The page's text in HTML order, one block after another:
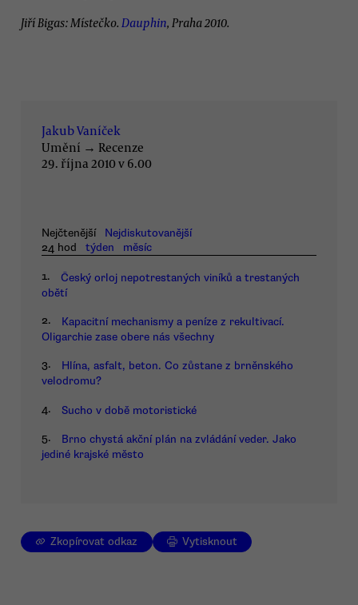
Jiří Bigas: Místečko. Dauphin, Praha 2010.
Jakub Vaníček
Umění → Recenze
29. října 2010 v 6.00
Nejčtenější
Nejdiskutovanější
24 hod
týden měsíc
1.
Český orloj nepotrestaných viníků a trestaných
obětí
2.
Kapacitní mechanismy a peníze z rekultivací.
Oligarchie zase obere nás všechny
3.
Hlína, asfalt, beton. Co zůstane z brněnského
velodromu?
4. Sucho v době motoristické
5.
Brno chystá akční plán na zvládání veder. Jako
jediné krajské město
Zkopírovat odkaz Vytisknout